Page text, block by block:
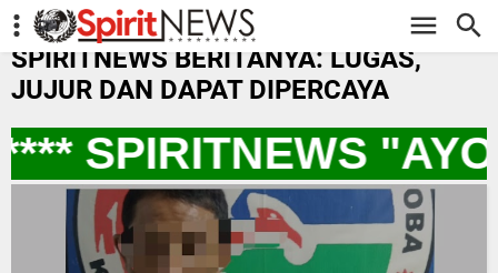
-->
SPIRITNEWS BERITANYA: LUGAS,
JUJUR DAN DAPAT DIPERCAYA
SPIRITNEWS "AYO